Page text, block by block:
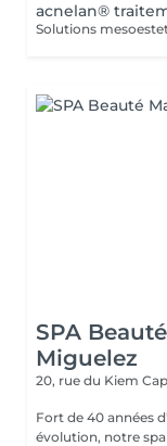
acnelan®
SPA
Miguelez
20, rue du Kiem
Fort de 40 années
évolution, notre